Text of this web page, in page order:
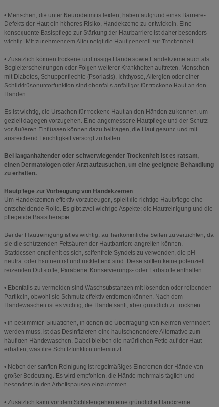
• Menschen, die unter Neurodermitis leiden, haben aufgrund eines Barriere-
Defekts der Haut ein höheres Risiko, Handekzeme zu entwickeln. Eine
konsequente Basispflege zur Stärkung der Hautbarriere ist daher besonders
wichtig. Mit zunehmendem Alter neigt die Haut generell zur Trockenheit.
• Zusätzlich können trockene und rissige Hände sowie Handekzeme auch als
Begleiterscheinungen oder Folgen weiterer Krankheiten auftreten. Menschen
mit Diabetes, Schuppenflechte (Psoriasis), Ichthyose, Allergien oder einer
Schilddrüsenunterfunktion sind ebenfalls anfälliger für trockene Haut an den
Händen.
Es ist wichtig, die Ursachen für trockene Haut an den Händen zu kennen, um
gezielt dagegen vorzugehen. Eine angemessene Hautpflege und der Schutz
vor äußeren Einflüssen können dazu beitragen, die Haut gesund und mit
ausreichend Feuchtigkeit versorgt zu halten.
Bei langanhaltender oder schwerwiegender Trockenheit ist es ratsam,
einen Dermatologen oder Arzt aufzusuchen, um eine geeignete Behandlung
zu erhalten.
Hautpflege zur Vorbeugung von Handekzemen
Um Handekzemen effektiv vorzubeugen, spielt die richtige Hautpflege eine
entscheidende Rolle. Es gibt zwei wichtige Aspekte: die Hautreinigung und die
pflegende Basistherapie.
Bei der Hautreinigung ist es wichtig, auf herkömmliche Seifen zu verzichten, da
sie die schützenden Fettsäuren der Hautbarriere angreifen können.
Stattdessen empfiehlt es sich, seifenfreie Syndets zu verwenden, die pH-
neutral oder hautneutral und rückfettend sind. Diese sollten keine potenziell
reizenden Duftstoffe, Parabene, Konservierungs- oder Farbstoffe enthalten.
• Ebenfalls zu vermeiden sind Waschsubstanzen mit lösenden oder reibenden
Partikeln, obwohl sie Schmutz effektiv entfernen können. Nach dem
Händewaschen ist es wichtig, die Hände sanft, aber gründlich zu trocknen.
• In bestimmten Situationen, in denen die Übertragung von Keimen verhindert
werden muss, ist das Desinfizieren eine hautschonendere Alternative zum
häufigen Händewaschen. Dabei bleiben die natürlichen Fette auf der Haut
erhalten, was ihre Schutzfunktion unterstützt.
• Neben der sanften Reinigung ist regelmäßiges Eincremen der Hände von
großer Bedeutung. Es wird empfohlen, die Hände mehrmals täglich und
besonders in den Arbeitspausen einzucremen.
• Zusätzlich kann vor dem Schlafengehen eine gründliche Handcreme